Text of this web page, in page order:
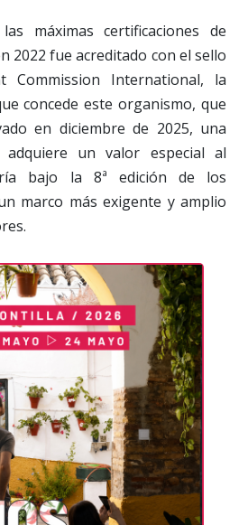
máximas certificaciones de
2022 fue acreditado con el sello
Commission International, la
concede este organismo, que
en diciembre de 2025, una
adquiere un valor especial al
bajo la 8ª edición de los
marco más exigente y amplio